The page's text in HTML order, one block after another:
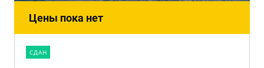
Цены пока нет
CДАН